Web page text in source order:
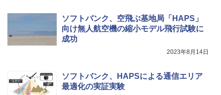
ソフトバンク、空飛ぶ基地局「HAPS」
向け無人航空機の縮小モデル飛行試験に
成功
2023年8月14日
ソフトバンク、HAPSによる通信エリア
最適化の実証実験